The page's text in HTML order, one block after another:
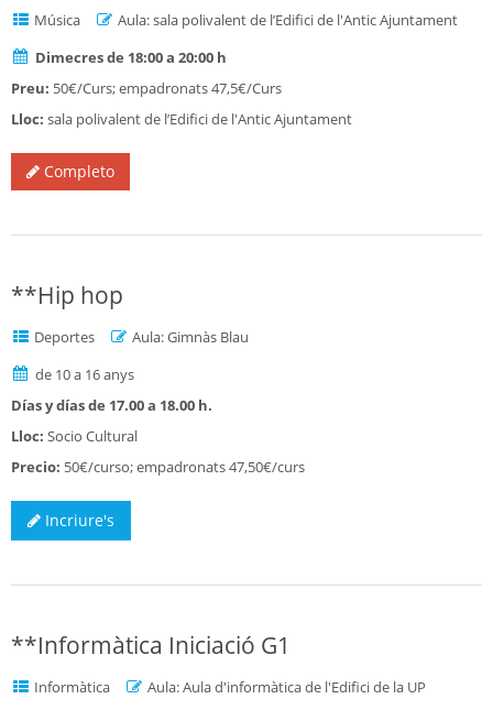
Música
Aula: sala polivalent de l’Edifici de l'Antic Ajuntament
Dimecres de 18:00 a 20:00 h
Preu: 50€/Curs; empadronats 47,5€/Curs
Lloc: sala polivalent de l’Edifici de l'Antic Ajuntament
Completo
**Hip hop
Deportes
Aula: Gimnàs Blau
de 10 a 16 anys
Días y días de 17.00 a 18.00 h.
Lloc: Socio Cultural
Precio: 50€/curso; empadronats 47,50€/curs
Incriure's
**Informàtica Iniciació G1
Informàtica
Aula: Aula d'informàtica de l'Edifici de la UP